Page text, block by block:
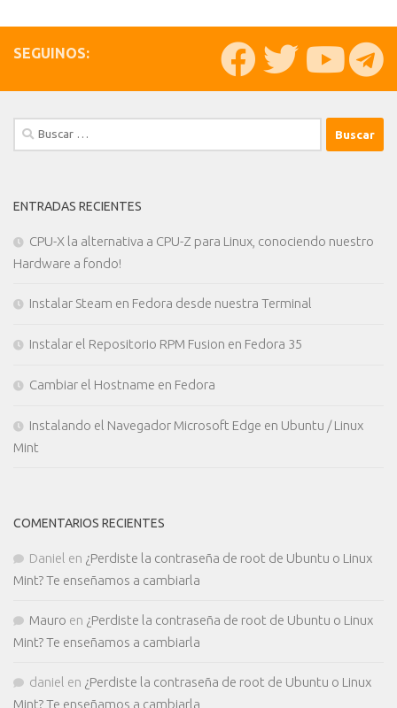
SEGUINOS:
Buscar:
ENTRADAS RECIENTES
CPU-X la alternativa a CPU-Z para Linux, conociendo nuestro
Hardware a fondo!
Instalar Steam en Fedora desde nuestra Terminal
Instalar el Repositorio RPM Fusion en Fedora 35
Cambiar el Hostname en Fedora
Instalando el Navegador Microsoft Edge en Ubuntu / Linux
Mint
COMENTARIOS RECIENTES
Daniel en ¿Perdiste la contraseña de root de Ubuntu o Linux
Mint? Te enseñamos a cambiarla
Mauro en ¿Perdiste la contraseña de root de Ubuntu o Linux
Mint? Te enseñamos a cambiarla
daniel en ¿Perdiste la contraseña de root de Ubuntu o Linux
Mint? Te enseñamos a cambiarla